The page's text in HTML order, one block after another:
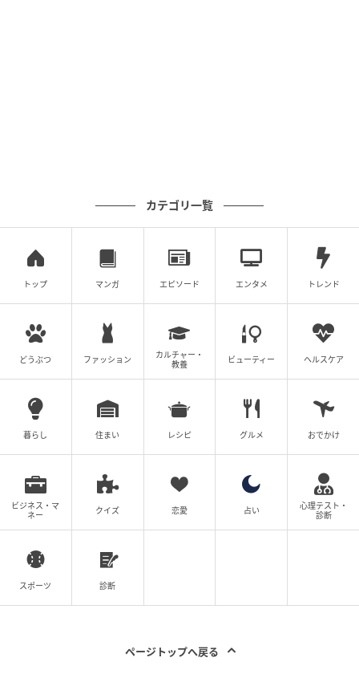
卵液さえできてしまえば、具材はなんでもOK！ 枝豆
は、冷凍食品をストックしておくと便利なので、使っ
てみてください。もちろん普通の枝豆でも作れます。
夕方は忙しいけど、つなぎごはんで毎日ご機嫌に過ご
せますように！
教えてくれたのは
新谷友里江
にいやゆりえ／料理家・管理栄養士。離乳食やお弁当
など、手軽に作れておいしいレシピに定評がある。 著
書に『小学生のお料理ブック：ぜ〜んぶひとりででき
ちゃう！』（家の光協会）、 『つくりおき幼児食 1歳
半〜5歳：まとめて作ってすぐラクごはん♪』（西東
カテゴリ一覧
トップ マンガ エピソード エンタメ トレンド
どうぶつ ファッション
カルチャー・
教養
ビューティー ヘルスケア
暮らし 住まい レシピ グルメ おでかけ
ビジネス・マ
ネー
クイズ 恋愛 占い
心理テスト・
診断
スポーツ 診断
ページトップへ戻る